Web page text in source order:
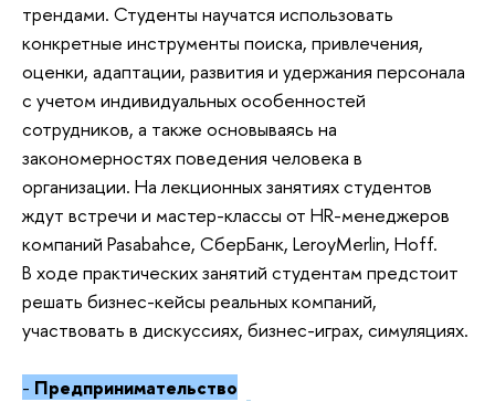
трендами. Студенты научатся использовать
конкретные инструменты поиска, привлечения,
оценки, адаптации, развития и удержания персонала
с учетом индивидуальных особенностей
сотрудников, а также основываясь на
закономерностях поведения человека в
организации. На лекционных занятиях студентов
ждут встречи и мастер-классы от HR-менеджеров
компаний Pasabahce, СберБанк, LeroyMerlin, Hoff.
В ходе практических занятий студентам предстоит
решать бизнес-кейсы реальных компаний,
участвовать в дискуссиях, бизнес-играх, симуляциях.
- Предпринимательство